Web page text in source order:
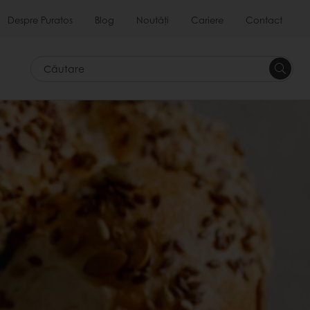
Despre Puratos Blog Noutăți Cariere Contact
Căutare